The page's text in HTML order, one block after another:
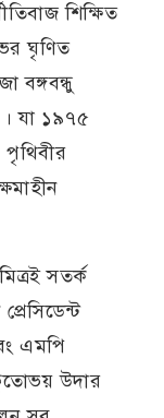
শিক্ষিত
ঘৃণিত
বঙ্গবন্ধু
। যা ১৯৭৫
সতর্ক
এমপি
উদার